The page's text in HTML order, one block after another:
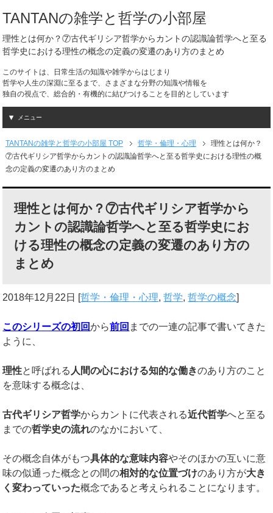
TANTANの雑学と哲学の小部屋
理性とは何か？⑦古代ギリシア哲学からカントの認識論哲学へと至る
哲学史における理性の概念の定義の変遷のあり方のまとめ
このサイトは、日常生活の知識や雑学からはじまり
哲学や人生の深淵に至るまで、さまざまな分野の知識や情報を
独自の視点で、総合的・有機的に結びつけることを目的としています
メニュー
TANTANの雑学と哲学の小部屋 TOP 哲学・倫理・心理
理性とは何か？
⑦古代ギリシア哲学からカントの認識論哲学へと至る哲学史における理性の概
念の定義の変遷のあり方のまとめ
理性とは何か？⑦古代ギリシア哲学から
カントの認識論哲学へと至る哲学史にお
ける理性の概念の定義の変遷のあり方の
まとめ
2018年12月22日 [哲学・倫理・心理,哲学,哲学の概念]
このシリーズの初回から前回 までの一連の記事で書いてきた
ように、
理性と呼ばれる 人間の心における知的な働きのあり方のこと
を意味する概念は、
古代ギリシア哲学からカントに代表される近代哲学へと至る
までの哲学史の流れのなかにおいて、
その概念自体がもつ具体的な意味内容やそのほかの互いに意
味の似通った概念との間の相対的な位置づけのあり方が大き
く変わっていった概念であると考えられることになります。